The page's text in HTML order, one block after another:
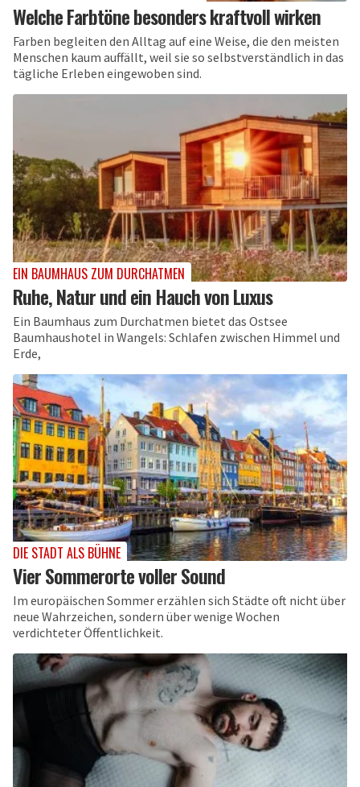
Welche Farbtöne besonders kraftvoll wirken
Farben begleiten den Alltag auf eine Weise, die den meisten
Menschen kaum auffällt, weil sie so selbstverständlich in das
tägliche Erleben eingewoben sind.
EIN BAUMHAUS ZUM DURCHATMEN
Ruhe, Natur und ein Hauch von Luxus
Ein Baumhaus zum Durchatmen bietet das Ostsee
Baumhaushotel in Wangels: Schlafen zwischen Himmel und
Erde,
DIE STADT ALS BÜHNE
Vier Sommerorte voller Sound
Im europäischen Sommer erzählen sich Städte oft nicht über
neue Wahrzeichen, sondern über wenige Wochen
verdichteter Öffentlichkeit.